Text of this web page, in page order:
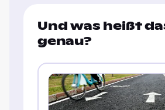
Und was heißt
genau?